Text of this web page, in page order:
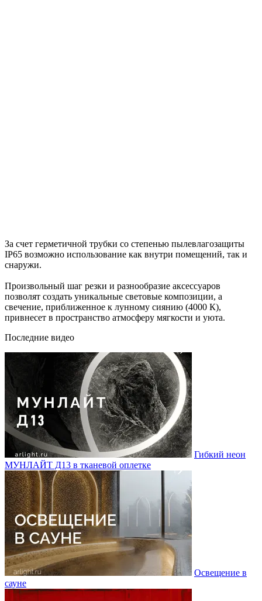
За счет герметичной трубки со степенью пылевлагозащиты
IP65 возможно использование как внутри помещений, так и
снаружи.
Произвольный шаг резки и разнообразие аксессуаров
позволят создать уникальные световые композиции, а
свечение, приближенное к лунному сиянию (4000 К),
привнесет в пространство атмосферу мягкости и уюта.
Последние видео
Гибкий неон
МУНЛАЙТ Д13 в тканевой оплетке
Освещение в
сауне